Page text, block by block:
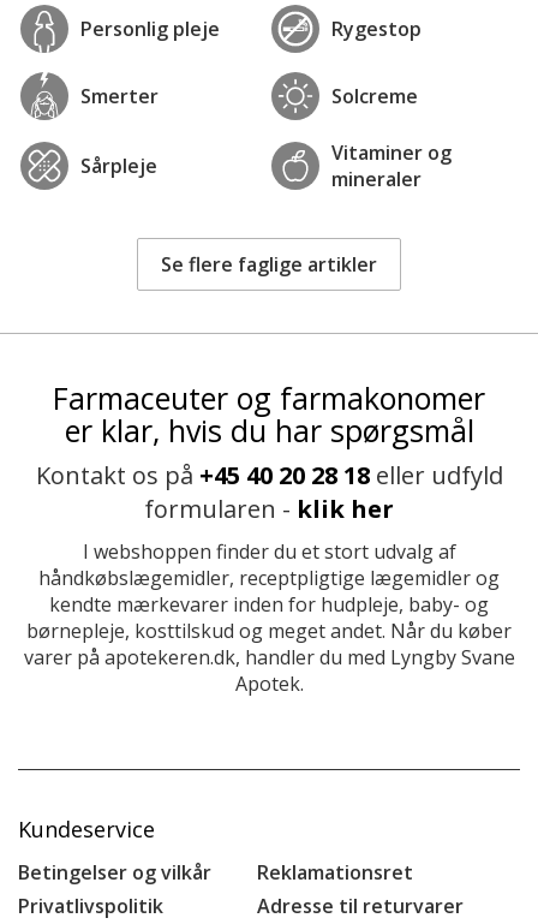
Personlig pleje Rygestop
Smerter Solcreme
Sårpleje
Vitaminer og
mineraler
Se flere faglige artikler
Farmaceuter og farmakonomer
er klar, hvis du har spørgsmål
Kontakt os på +45 40 20 28 18eller udfyld
formularen - klik her
I webshoppen finder du et stort udvalg af
håndkøbslægemidler, receptpligtige lægemidler og
kendte mærkevarer inden for hudpleje, baby- og
børnepleje, kosttilskud og meget andet. Når du køber
varer på apotekeren.dk, handler du med Lyngby Svane
Apotek.
Kundeservice
Betingelser og vilkår
Privatlivspolitik
Reklamationsret
Adresse til returvarer